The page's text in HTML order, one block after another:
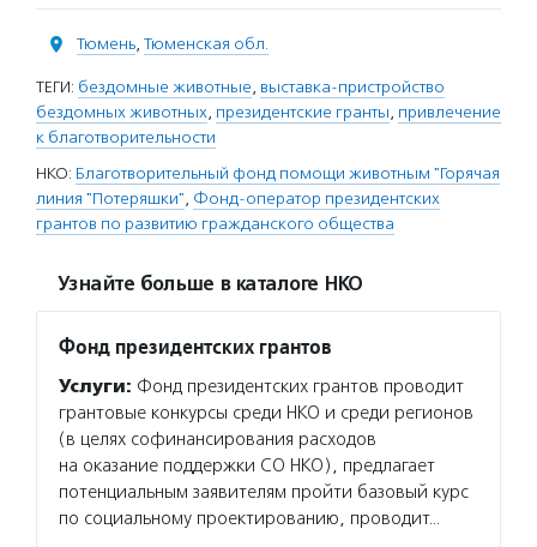
Тюмень, Тюменская обл.
ТЕГИ: бездомные животные, выставка-пристройство
бездомных животных, президентские гранты, привлечение
к благотворительности
НКО: Благотворительный фонд помощи животным "Горячая
линия "Потеряшки", Фонд-оператор президентских
грантов по развитию гражданского общества
Узнайте больше в каталоге НКО
Фонд президентских грантов
Услуги: Фонд президентских грантов проводит
грантовые конкурсы среди НКО и среди регионов
(в целях софинансирования расходов
на оказание поддержки СО НКО), предлагает
потенциальным заявителям пройти базовый курс
по социальному проектированию, проводит…